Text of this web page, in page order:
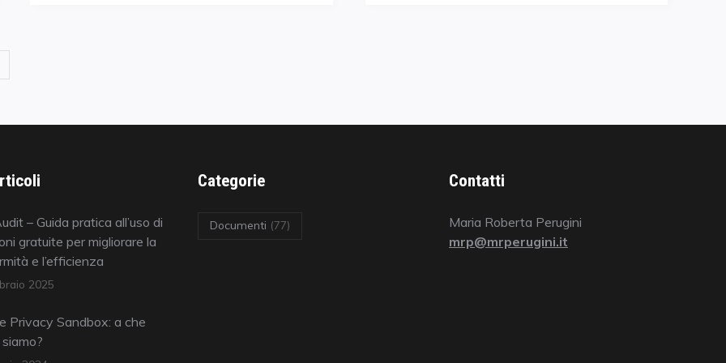
– Guida pratica all’uso di
gratuite per migliorare la
e l’efficienza
2025
Privacy Sandbox: a che
Categorie
Documenti (77)
Contatti
Maria Roberta Perugini
mrp@mrperugini.it